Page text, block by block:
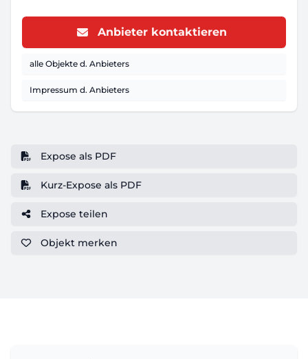
Anbieter kontaktieren
alle Objekte d. Anbieters
Impressum d. Anbieters
Expose als PDF
Kurz-Expose als PDF
Expose teilen
Objekt merken